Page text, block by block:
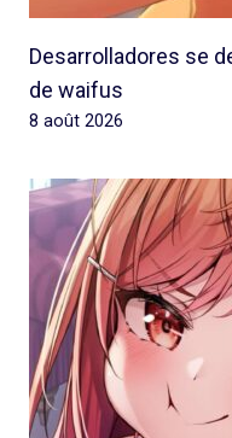
Desarrolladores se
de waifus
8 août 2026